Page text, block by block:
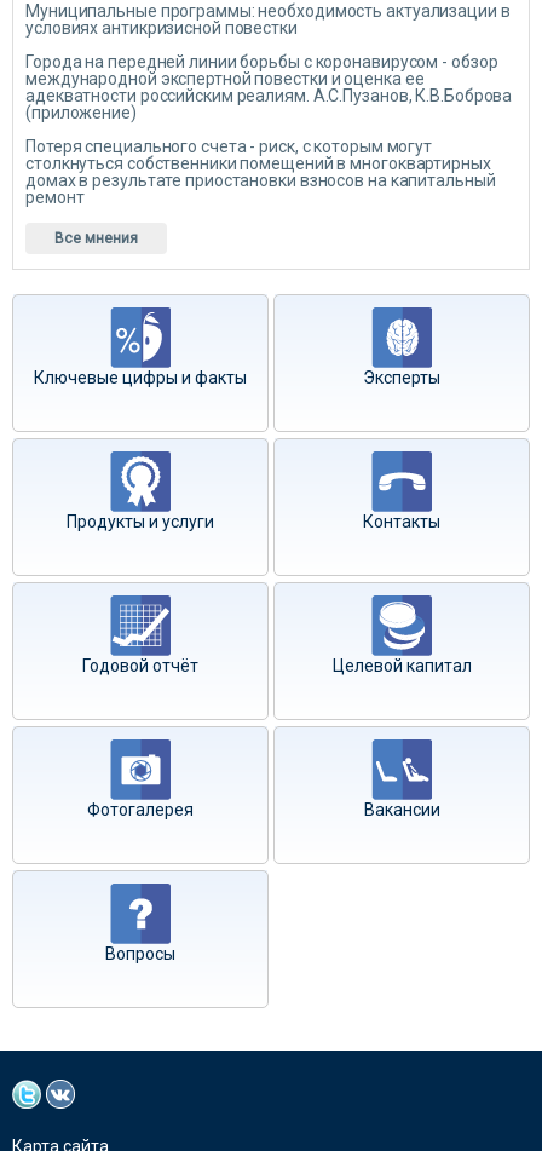
Муниципальные программы: необходимость актуализации в
условиях антикризисной повестки
Города на передней линии борьбы с коронавирусом - обзор
международной экспертной повестки и оценка ее
адекватности российским реалиям. А.С.Пузанов, К.В.Боброва
(приложение)
Потеря специального счета - риск, с которым могут
столкнуться собственники помещений в многоквартирных
домах в результате приостановки взносов на капитальный
ремонт
Все мнения
Ключевые цифры и факты Эксперты
Продукты и услуги Контакты
Годовой отчёт Целевой капитал
Фотогалерея Вакансии
Вопросы
Карта сайта